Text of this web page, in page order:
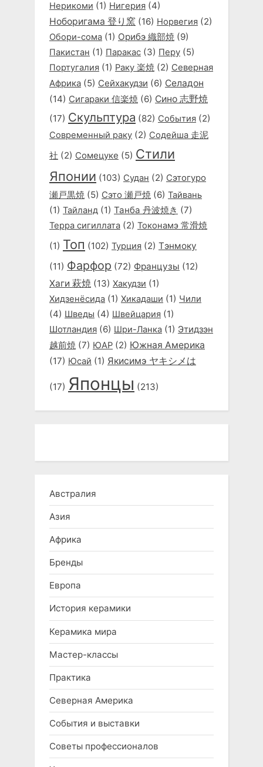
Нерикоми (1) Нигерия (4)
Ноборигама 登り窯 (16) Норвегия (2)
Обори-сома (1) Орибэ 織部焼 (9)
Пакистан (1) Паракас (3) Перу (5)
Португалия (1) Раку 楽焼 (2) Северная
Африка (5) Сейхакудзи (6) Селадон
(14) Сигараки 信楽焼 (6) Сино 志野焼
(17) Скульптура (82) События (2)
Современный раку (2) Содейша 走泥
社 (2) Сомецуке (5) Стили
Японии (103) Судан (2) Сэтогуро
瀬戸黒焼 (5) Сэто 瀬戸焼 (6) Тайвань
(1) Тайланд (1) Танба 丹波焼き (7)
Терра сигиллата (2) Токонамэ 常滑焼
(1) Топ (102) Турция (2) Тэнмоку
(11) Фарфор (72) Французы (12)
Хаги 萩焼 (13) Хакудзи (1)
Хидзенёсида (1) Хикадаши (1) Чили
(4) Шведы (4) Швейцария (1)
Шотландия (6) Шри-Ланка (1) Этидзэн
越前焼 (7) ЮАР (2) Южная Америка
(17) Юсай (1) Якисимэ ヤキシメは
(17) Японцы (213)
Австралия
Азия
Африка
Бренды
Европа
История керамики
Керамика мира
Мастер-классы
Практика
Северная Америка
События и выставки
Советы профессионалов